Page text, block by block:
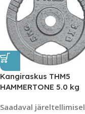
Kangiraskus THM5
HAMMERTONE 5.0 kg
Saadaval järeltellimisel